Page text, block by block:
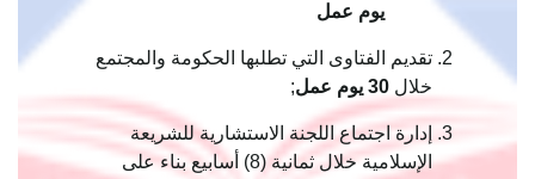
يوم عمل
تقديم الفتاوى التي تطلبها الحكومة والمجتمع
خلال 30 يوم عمل ;
إدارة اجتماع اللجنة الاستشارية للشريعة
الإسلامية خلال ثمانية (8) أسابيع بناء على